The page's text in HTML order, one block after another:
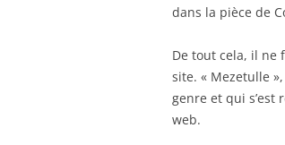
dans la pièce de
De tout cela, il ne
site. « Mezetulle
genre et qui s’est
web.